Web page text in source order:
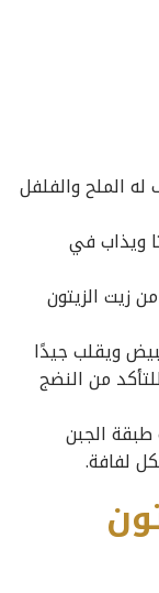
الملح والفلفل
ويذاب في
زيت الزيتون
ويقلب جيدًا
من النضج
طبقة الجبن
لفافة.